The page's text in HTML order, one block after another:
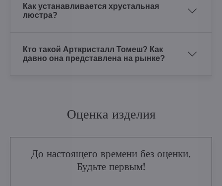
Как устанавливается хрустальная
люстра?
Кто такой Арткристалл Томеш? Как
давно она представлена на рынке?
Оценка изделия
До настоящего времени без оценки.
Будьте первым!